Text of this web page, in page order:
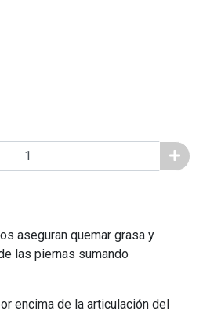
aseguran quemar grasa y
las piernas sumando
encima de la articulación del